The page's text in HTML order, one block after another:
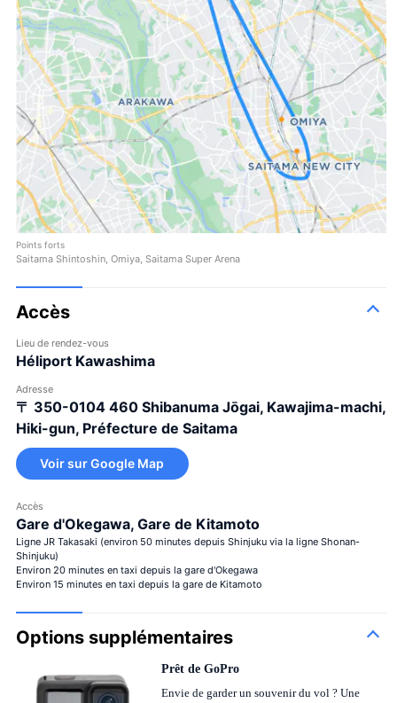
Points forts
Saitama Shintoshin, Omiya, Saitama Super Arena
Accès
Lieu de rendez-vous
Héliport Kawashima
Adresse
〒 350-0104 460 Shibanuma Jōgai, Kawajima-machi,
Hiki-gun, Préfecture de Saitama
Voir sur Google Map
Accès
Gare d'Okegawa, Gare de Kitamoto
Ligne JR Takasaki (environ 50 minutes depuis Shinjuku via la ligne Shonan-
Shinjuku)
Environ 20 minutes en taxi depuis la gare d'Okegawa
Environ 15 minutes en taxi depuis la gare de Kitamoto
Options supplémentaires
Prêt de GoPro
Envie de garder un souvenir du vol ? Une